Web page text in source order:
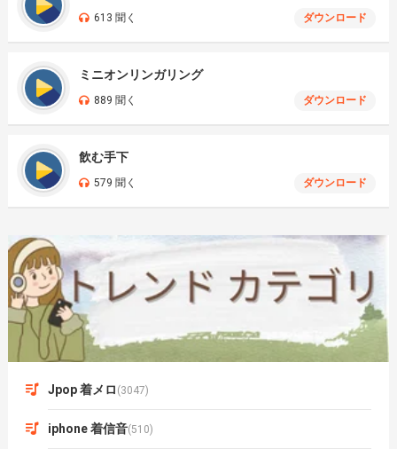
613 聞く ダウンロード
ミニオンリンガリング
889 聞く ダウンロード
飲む手下
579 聞く ダウンロード
Jpop 着メロ (3047)
iphone 着信音(510)